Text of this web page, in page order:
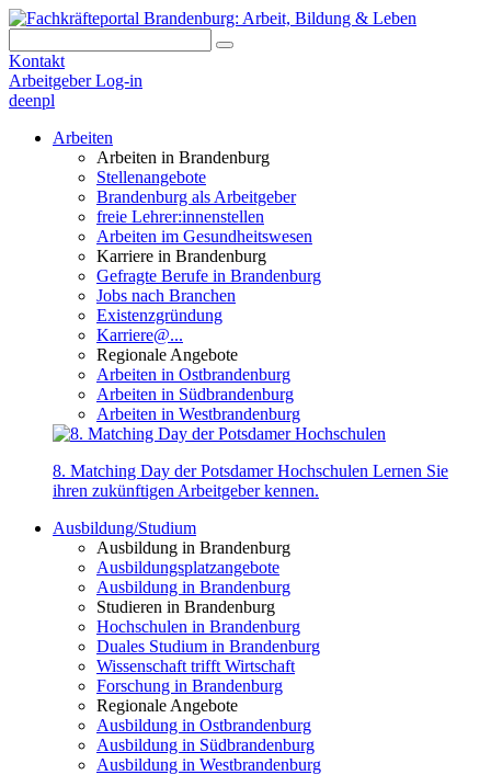
Kontakt
Arbeitgeber Log-in
deenpl
Arbeiten
Arbeiten in Brandenburg
Stellenangebote
Brandenburg als Arbeitgeber
freie Lehrer:innenstellen
Arbeiten im Gesundheitswesen
Karriere in Brandenburg
Gefragte Berufe in Brandenburg
Jobs nach Branchen
Existenzgründung
Karriere@...
Regionale Angebote
Arbeiten in Ostbrandenburg
Arbeiten in Südbrandenburg
Arbeiten in Westbrandenburg
8. Matching Day der Potsdamer Hochschulen Lernen Sie
ihren zukünftigen Arbeitgeber kennen.
Ausbildung/Studium
Ausbildung in Brandenburg
Ausbildungsplatzangebote
Ausbildung in Brandenburg
Studieren in Brandenburg
Hochschulen in Brandenburg
Duales Studium in Brandenburg
Wissenschaft trifft Wirtschaft
Forschung in Brandenburg
Regionale Angebote
Ausbildung in Ostbrandenburg
Ausbildung in Südbrandenburg
Ausbildung in Westbrandenburg